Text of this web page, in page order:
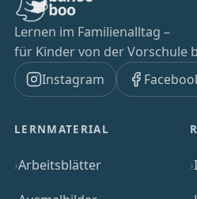
Lernen im Familienalltag –
für Kinder von der Vorschule
Instagram
LERNMATERIAL
Arbeitsblätter